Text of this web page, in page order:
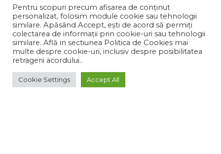
Pentru scopuri precum afișarea de conținut
personalizat, folosim module cookie sau tehnologii
similare. Apăsând Accept, ești de acord să permiți
colectarea de informații prin cookie-uri sau tehnologii
similare. Află in sectiunea Politica de Cookies mai
multe despre cookie-uri, inclusiv despre posibilitatea
retragerii acordului..
Cookie Settings Accept All